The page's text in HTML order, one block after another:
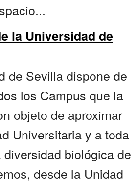
la Universidad de
de Sevilla dispone de
los Campus que la
objeto de aproximar
Universitaria y a toda
biológica de
desde la Unidad